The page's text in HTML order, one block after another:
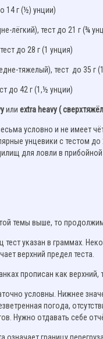
14 г (½) унции)
лёгкий), тест до 21 г (¾
до 28 г (1 унция)
тяжелый), тест до 35 г
до 42 г (1,½ унции)
или extra heavy (
условно и не имеет
унцевики с тестом
для ловли в
темы выше, то
тест указан в граммах.
верхний предел теста.
прописан как верхний,
условны. Нижнее
погода,
Нужно отдавать себе